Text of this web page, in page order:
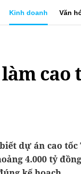
Kinh doanh Văn
cao
dự án cao tốc
4.000 tỷ